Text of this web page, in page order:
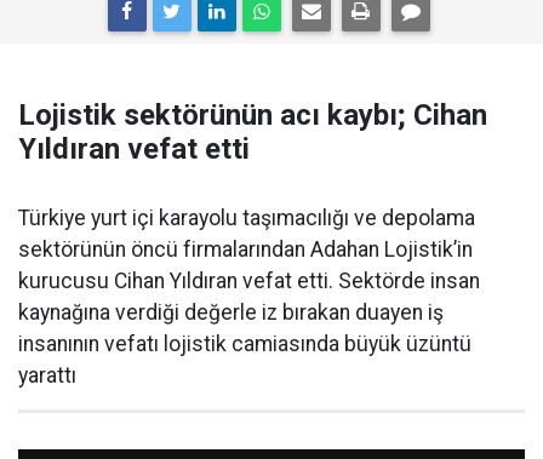
Lojistik sektörünün acı kaybı; Cihan
Yıldıran vefat etti
Türkiye yurt içi karayolu taşımacılığı ve depolama
sektörünün öncü firmalarından Adahan Lojistik’in
kurucusu Cihan Yıldıran vefat etti. Sektörde insan
kaynağına verdiği değerle iz bırakan duayen iş
insanının vefatı lojistik camiasında büyük üzüntü
yarattı